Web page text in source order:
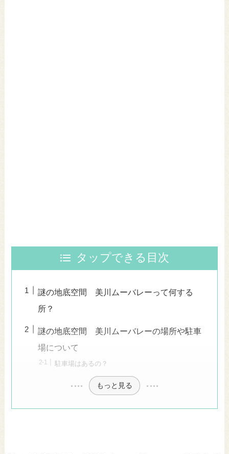
タップできる目次
謎の地底空間 美川ムーバレーって何する
所？
謎の地底空間 美川ムーバレーの場所や駐車
場について
駐車場はあるの？
もっと見る